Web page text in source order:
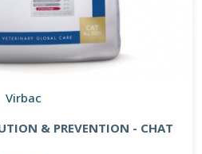
Virbac
& PREVENTION - CHAT